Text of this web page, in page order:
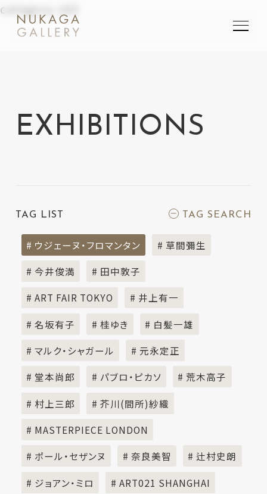
category-163
EXHIBITIONS
TAG LIST TAG SEARCH
# ウジェーヌ・フロマンタン # 草間彌生
# 今井俊満 # 田中敦子
# ART FAIR TOKYO # 井上有一
# 名坂有子 # 桂ゆき # 白髪一雄
# マルク・シャガール # 元永定正
# 堂本尚郎 # パブロ・ピカソ # 荒木高子
# 村上三郎 # 芥川(間所)紗織
# MASTERPIECE LONDON
# ポール・セザンヌ # 奈良美智 # 辻村史朗
# ジョアン・ミロ # ART021 SHANGHAI